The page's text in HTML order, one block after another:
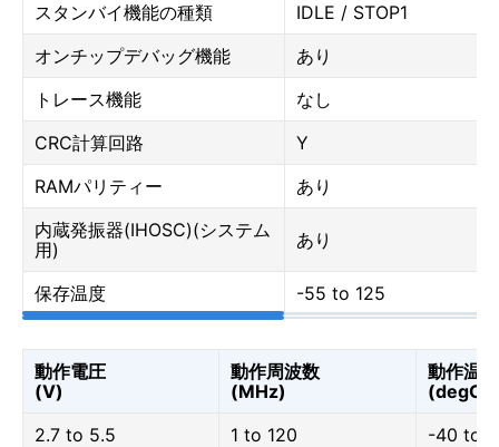
スタンバイ機能の種類
IDLE / STOP1
オンチップデバッグ機能
あり
トレース機能
なし
CRC計算回路
Y
RAMパリティー
あり
内蔵発振器(IHOSC)(システム
用)
あり
保存温度 -55 to 125
動作電圧
(V)
動作周波数
(MHz)
動作温度
(degC)
2.7 to 5.5
1 to 120 -40 to